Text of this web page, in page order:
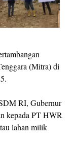
(Mitra) di
RI, Gubernur
kepada PT HWR
lahan milik